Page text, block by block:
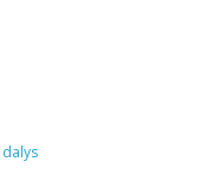
dalys